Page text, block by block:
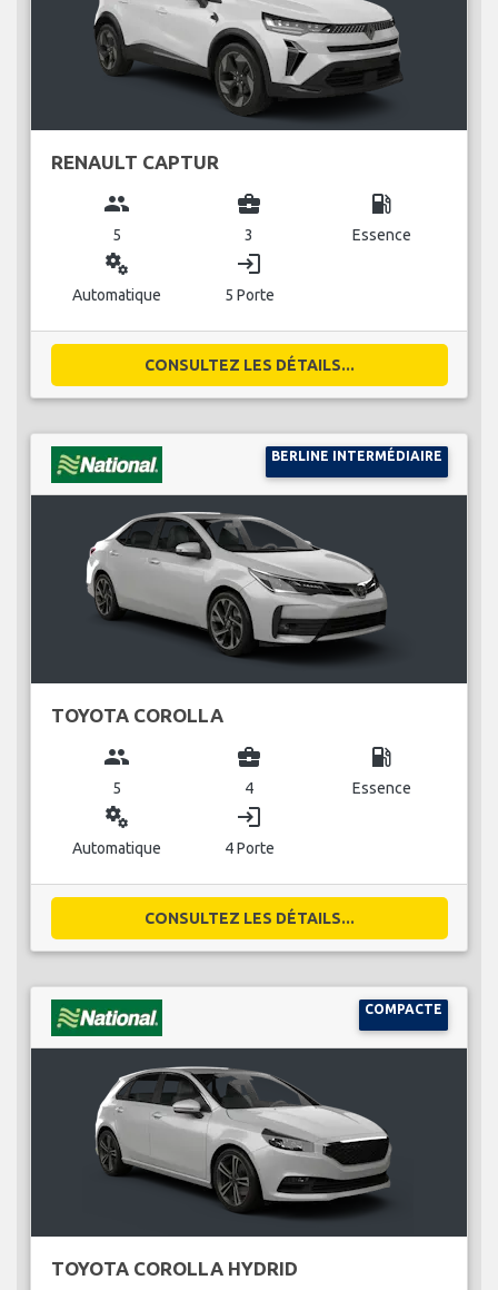
RENAULT CAPTUR
group
5
business_center
3
local_gas_station
Essence
miscellaneous_services
Automatique
login
5 Porte
CONSULTEZ LES DÉTAILS...
BERLINE INTERMÉDIAIRE
TOYOTA COROLLA
group
5
business_center
4
local_gas_station
Essence
miscellaneous_services
Automatique
login
4 Porte
CONSULTEZ LES DÉTAILS...
COMPACTE
TOYOTA COROLLA HYDRID